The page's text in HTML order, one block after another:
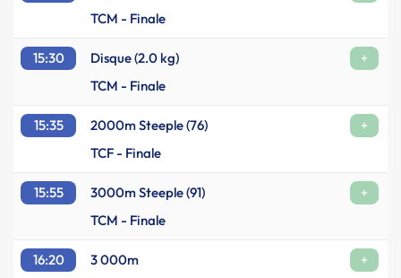
TCM - Finale
15:30 Disque (2.0 kg)
+
TCM - Finale
15:35 2000m Steeple (76)
+
TCF - Finale
15:55 3000m Steeple (91)
+
TCM - Finale
16:20 3 000m
+